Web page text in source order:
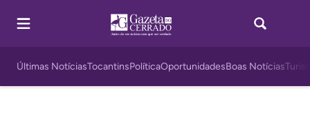
Últimas NotíciasTocantinsPolíticaOportunidadesBoas Notícias